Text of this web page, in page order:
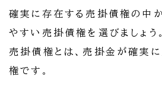
確実に存在する売掛債権の中か
やすい売掛債権を選びましょう
売掛債権とは、売掛金が確実
権です。